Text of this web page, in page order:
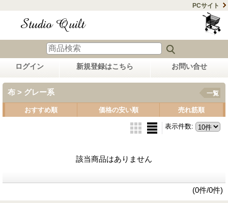
PCサイト
ログイン 新規登録はこちら お問い合せ
布 > グレー系 一覧
おすすめ順 価格の安い順 売れ筋順
表示件数:
該当商品はありません
(0件/0件)